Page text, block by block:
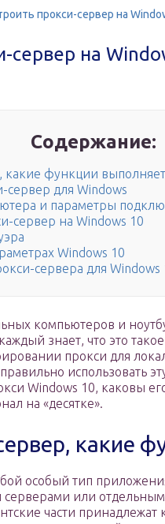
прокси-сервер на
сервер на
Содержание:
какие функции выполняет
сервер для Windows
и параметры
сервер на Windows 10
Windows 10
сервера для Windows
компьютеров и
знает, что это
прокси для
использовать
Windows 10, каковы
на «десятке».
какие
особый тип
или
части принадлежат